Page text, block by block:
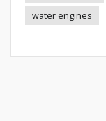
water engines